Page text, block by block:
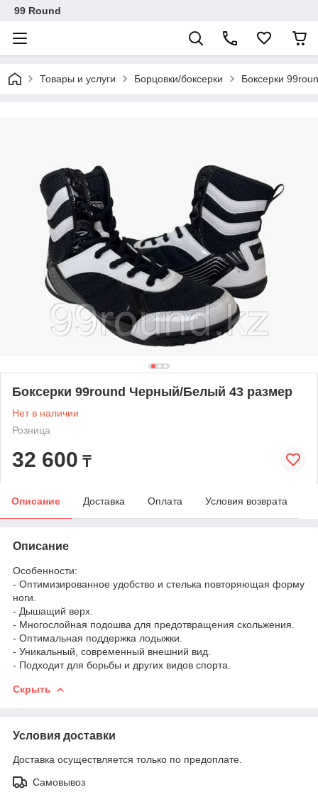
99 Round
Товары и услуги Борцовки/боксерки Боксерки
Боксерки 99round Черный/Белый 43 размер
Нет в наличии
Розница
32 600 ₸
Описание Доставка Оплата Условия возврата
Описание
Особенности:
- Оптимизированное удобство и стелька повторяющая форму
ноги.
- Дышащий верх.
- Многослойная подошва для предотвращения скольжения.
- Оптимальная поддержка лодыжки.
- Уникальный, современный внешний вид.
- Подходит для борьбы и других видов спорта.
Скрыть
Условия доставки
Доставка осуществляется только по предоплате.
Самовывоз